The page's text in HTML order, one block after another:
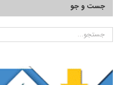
جست و جو
جستجو